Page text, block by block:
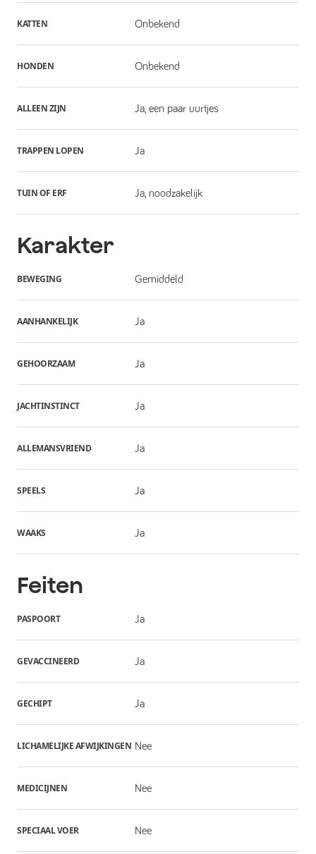
KATTEN Onbekend
HONDEN Onbekend
ALLEEN ZIJN Ja, een paar uurtjes
TRAPPEN LOPEN Ja
TUIN OF ERF Ja, noodzakelijk
Karakter
BEWEGING Gemiddeld
AANHANKELIJK Ja
GEHOORZAAM Ja
JACHTINSTINCT Ja
ALLEMANSVRIEND Ja
SPEELS Ja
WAAKS Ja
Feiten
PASPOORT Ja
GEVACCINEERD Ja
GECHIPT Ja
LICHAMELIJKE AFWIJKINGEN Nee
MEDICIJNEN Nee
SPECIAAL VOER Nee